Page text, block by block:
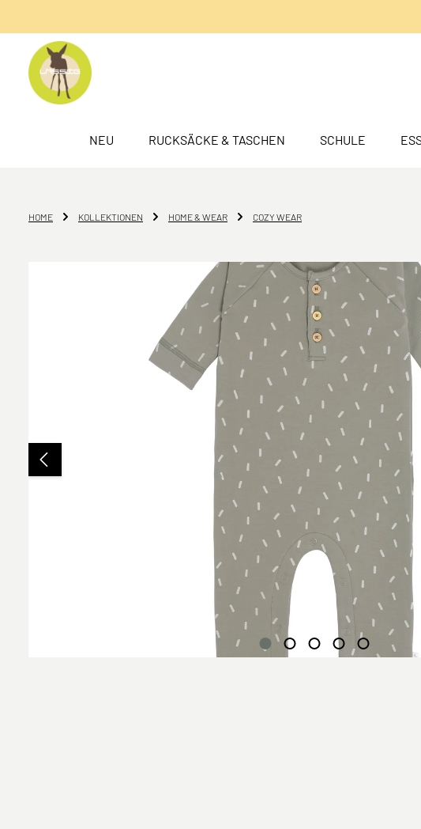
NEU RUCKSÄCKE & TASCHEN SCHULE
HOME KOLLEKTIONEN HOME & WEAR COZY WEAR